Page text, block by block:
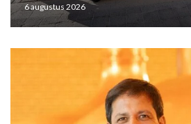
6 augustus 2026